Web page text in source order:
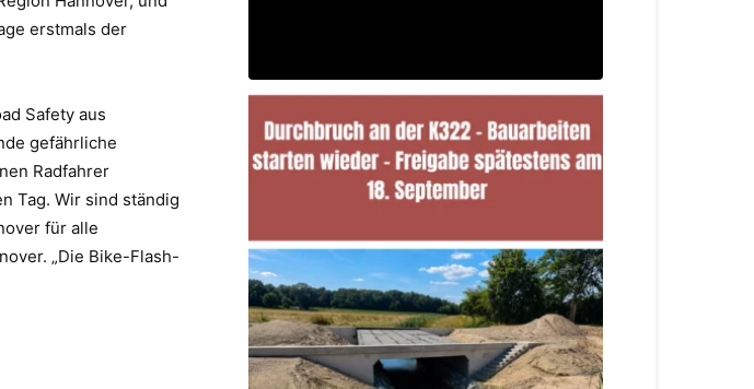
erstmals der
Safety aus
gefährliche
Radfahrer
Tag. Wir sind ständig
für alle
„Die Bike-Flash-